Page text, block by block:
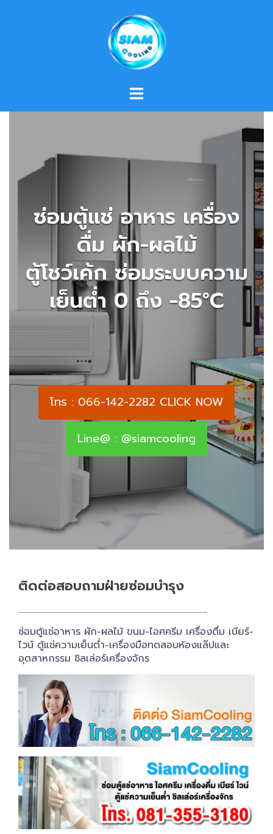
ซ่อมตู้แช่ อาหาร เครื่อง
ดื่ม ผัก-ผลไม้
ตู้โชว์เค้ก ซ่อมระบบความ
เย็นต่ำ 0 ถึง -85°C
โทร : 066-142-2282 CLICK NOW
Line@ : @siamcooling
ติดต่อสอบถาม​ฝ่ายซ่อมบำรุง
ซ่อมตู้แช่อาหาร ผัก-ผลไม้ ขนม-ไอศครีม เครื่องดื่ม เบียร์-
ไวน์ ตู้แช่ความเย็นต่ำ-เครื่องมือทดสอบห้องแล๊ปและ
อุตสาหกรรม ชิลเล่อร์เครื่อง​จักร